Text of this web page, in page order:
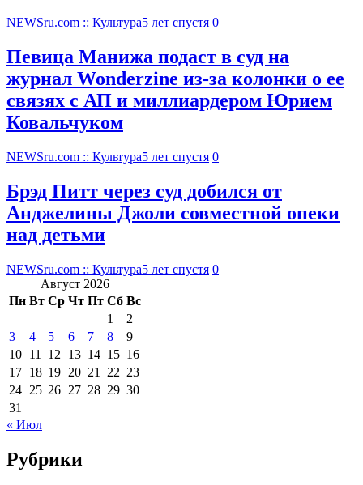
NEWSru.com :: Культура5 лет спустя 0
Певица Манижа подаст в суд на
журнал Wonderzine из-за колонки о ее
связях с АП и миллиардером Юрием
Ковальчуком
NEWSru.com :: Культура5 лет спустя 0
Брэд Питт через суд добился от
Анджелины Джоли совместной опеки
над детьми
NEWSru.com :: Культура5 лет спустя 0
Август 2026
Пн Вт Ср Чт Пт Сб Вс
1
2
3
4 5 6 7 8
9
10 11 12 13 14 15 16
17 18 19 20 21 22 23
24 25 26 27 28 29 30
31
« Июл
Рубрики